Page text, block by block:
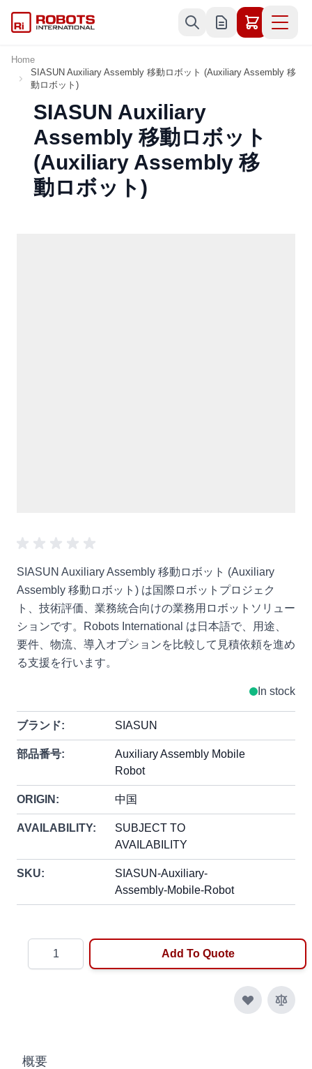
Home
SIASUN Auxiliary Assembly 移動ロボット (Auxiliary Assembly 移
動ロボット)
SIASUN Auxiliary
Assembly 移動ロボット
(Auxiliary Assembly 移
動ロボット)
SIASUN Auxiliary Assembly 移動ロボット (Auxiliary
Assembly 移動ロボット) は国際ロボットプロジェク
ト、技術評価、業務統合向けの業務用ロボットソリュー
ションです。Robots International は日本語で、用途、
要件、物流、導入オプションを比較して見積依頼を進め
る支援を行います。
In stock
ブランド: SIASUN
部品番号:
Auxiliary Assembly Mobile
Robot
ORIGIN: 中国
AVAILABILITY:
SUBJECT TO
AVAILABILITY
SKU:
SIASUN-Auxiliary-
Assembly-Mobile-Robot
Add To Quote
概要